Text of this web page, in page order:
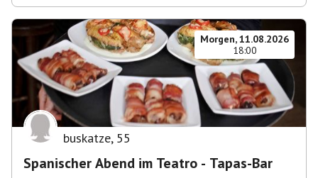
Morgen, 11.08.2026
18:00
buskatze, 55
Spanischer Abend im Teatro - Tapas-Bar